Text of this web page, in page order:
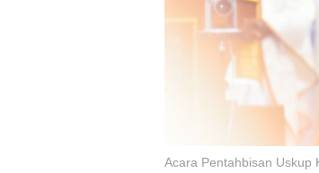
Acara Pentahbisan Uskup